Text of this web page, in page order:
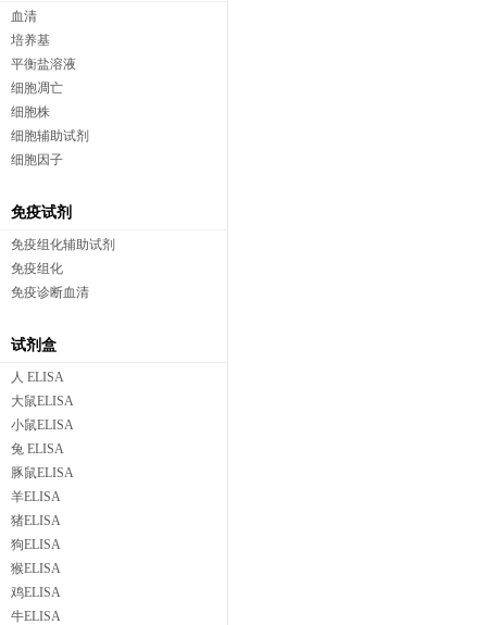
血清
培养基
平衡盐溶液
细胞凋亡
细胞株
细胞辅助试剂
细胞因子
免疫试剂
免疫组化辅助试剂
免疫组化
免疫诊断血清
试剂盒
人 ELISA
大鼠ELISA
小鼠ELISA
兔 ELISA
豚鼠ELISA
羊ELISA
猪ELISA
狗ELISA
猴ELISA
鸡ELISA
牛ELISA